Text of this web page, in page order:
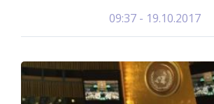
19.10.2017 - 09:37